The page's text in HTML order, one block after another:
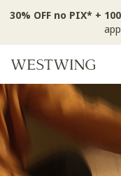
30% OFF no PIX* +
app